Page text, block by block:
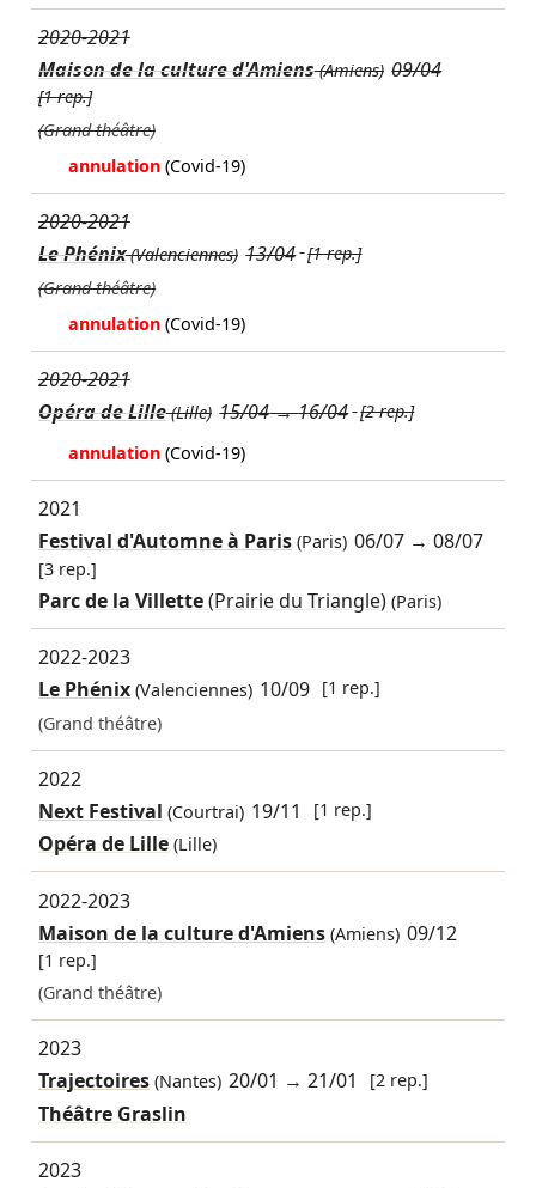
2020-2021
Maison de la culture d'Amiens(Amiens) 09/04
[1 rep.]
(Grand théâtre)
annulation (Covid-19)
2020-2021
Le Phénix(Valenciennes) 13/04 [1 rep.]
(Grand théâtre)
annulation (Covid-19)
2020-2021
Opéra de Lille(Lille) 15/04→16/04 [2 rep.]
annulation (Covid-19)
2021
Festival d'Automne à Paris(Paris) 06/07 →08/07
[3 rep.]
Parc de la Villette(Prairie du Triangle) (Paris)
2022-2023
Le Phénix(Valenciennes) 10/09 [1 rep.]
(Grand théâtre)
2022
Next Festival (Courtrai) 19/11 [1 rep.]
Opéra de Lille (Lille)
2022-2023
Maison de la culture d'Amiens(Amiens) 09/12
[1 rep.]
(Grand théâtre)
2023
Trajectoires(Nantes) 20/01 →21/01 [2 rep.]
Théâtre Graslin
2023